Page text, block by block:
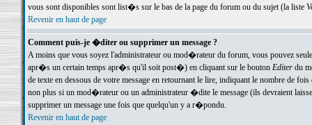
vous sont disponibles sont list�s sur le bas de la page du forum ou du sujet (la liste
Revenir en haut de page
Comment puis-je �diter ou supprimer un message ?
A moins que vous soyez l'administrateur ou mod�rateur du forum, vous pouvez
apr�s un certain temps apr�s qu'il soit post�) en cliquant sur le bouton Editerdu
de texte en dessous de votre message en retournant le lire, indiquant le nombre
non plus si un mod�rateur ou un administrateur �dite le message (ils devraient
supprimer un message une fois que quelqu'un y a r�pondu.
Revenir en haut de page